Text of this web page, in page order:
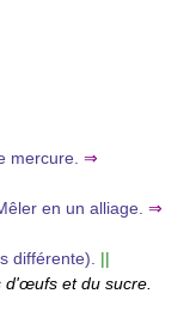
mercure. ⇒
en un alliage. ⇒
différente).
||
d'œufs et du sucre.